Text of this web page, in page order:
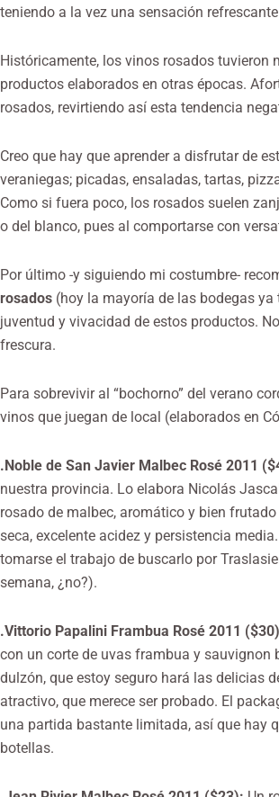
teniendo a la vez una sensación
Históricamente, los vinos rosados tuvieron
productos elaborados en otras épocas.
rosados, revirtiendo así esta tendencia
Creo que hay que aprender a disfrutar de
veraniegas; picadas, ensaladas, tartas,
Como si fuera poco, los rosados suelen
o del blanco, pues al comportarse con
Por último -y siguiendo mi costumbre-
rosados (hoy la mayoría de las bodegas
juventud y vivacidad de estos productos.
frescura.
Para sobrevivir al “bochorno” del verano
vinos que juegan de local (elaborados en
.Noble de San Javier Malbec Rosé 2011
nuestra provincia. Lo elabora Nicolás
rosado de malbec, aromático y bien
seca, excelente acidez y persistencia
tomarse el trabajo de buscarlo por
semana, ¿no?).
.Vittorio Papalini Frambua Rosé 2011
con un corte de uvas frambua y sauvignon
dulzón, que estoy seguro hará las delicias
atractivo, que merece ser probado. El
una partida bastante limitada, así que hay
botellas.